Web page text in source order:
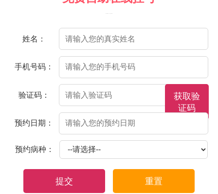
姓名：
手机号码：
验证码：
获取验
证码
预约日期：
预约病种：
提交 重置